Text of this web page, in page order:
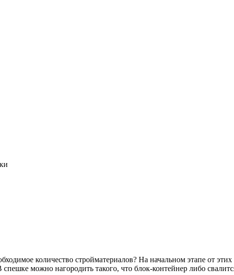
количество стройматериалов? На начальном этапе от
можно нагородить такого, что блок-контейнер либо